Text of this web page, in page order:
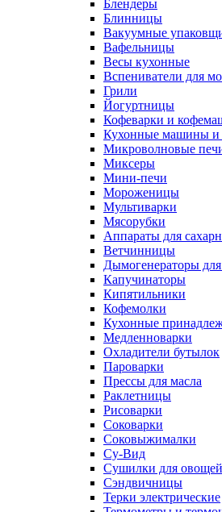
Блендеры
Блинницы
Вакуумные
Вафельницы
Весы кухонные
Вспениватели для
Грили
Йогуртницы
Кофеварки и
Кухонные машины и
Микроволновые
Миксеры
Мини-печи
Мороженицы
Мультиварки
Мясорубки
Аппараты для
Ветчинницы
Дымогенераторы
Капучинаторы
Кипятильники
Кофемолки
Кухонные
Медленноварки
Охладители бутылок
Пароварки
Прессы для масла
Раклетницы
Рисоварки
Соковарки
Соковыжималки
Су-Вид
Сушилки для овощей
Сэндвичницы
Терки электрические